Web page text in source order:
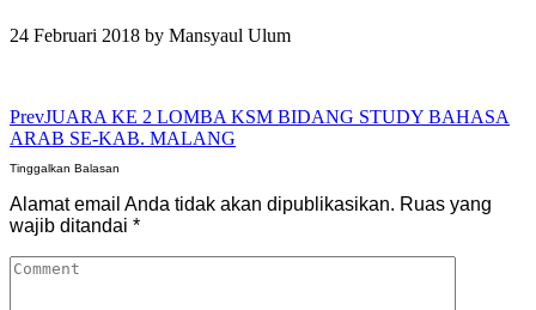
24 Februari 2018 by Mansyaul Ulum
PrevJUARA KE 2 LOMBA KSM BIDANG STUDY BAHASA
ARAB SE-KAB. MALANG
Tinggalkan Balasan
Alamat email Anda tidak akan dipublikasikan. Ruas yang
wajib ditandai *